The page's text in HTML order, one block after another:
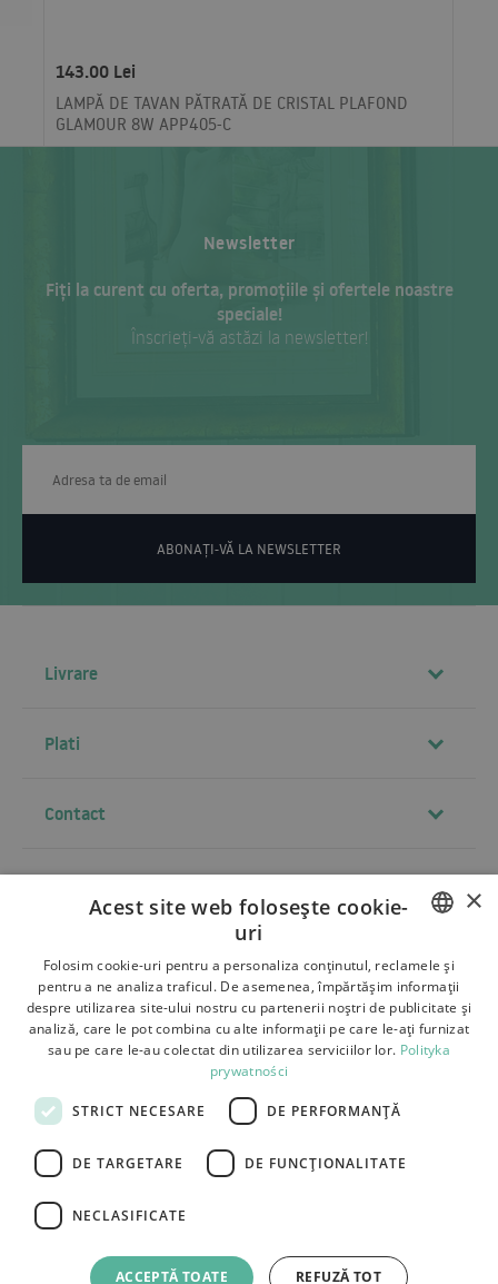
143.00 Lei
LAMPĂ DE TAVAN PĂTRATĂ DE CRISTAL PLAFOND
GLAMOUR 8W APP405-C
Newsletter
Fiți la curent cu oferta, promoțiile și ofertele noastre
speciale!
Înscrieți-vă astăzi la newsletter!
ABONAȚI-VĂ LA NEWSLETTER
Livrare
Plati
Contact
Retururi si reclamatii
Contact
e-commerce platform by:
POLISH
BULGARIAN
CZECH
SPANISH
ROMANIAN
×
Acest site web folosește cookie-
uri
Folosim cookie-uri pentru a personaliza conținutul, reclamele și
pentru a ne analiza traficul. De asemenea, împărtășim informații
despre utilizarea site-ului nostru cu partenerii noștri de publicitate și
analiză, care le pot combina cu alte informații pe care le-ați furnizat
sau pe care le-au colectat din utilizarea serviciilor lor. Polityka
prywatności
STRICT NECESARE DE PERFORMANȚĂ
DE TARGETARE DE FUNCŢIONALITATE
NECLASIFICATE
ACCEPTĂ TOATE REFUZĂ TOT